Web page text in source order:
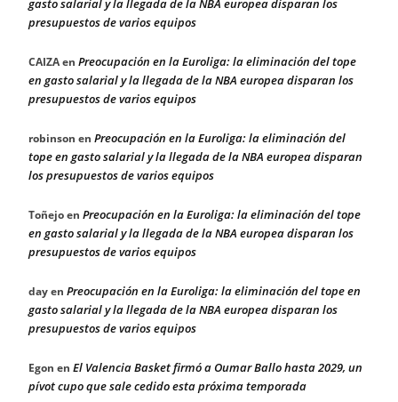
gasto salarial y la llegada de la NBA europea disparan los
presupuestos de varios equipos
CAIZAen Preocupación en la Euroliga: la eliminación del tope
en gasto salarial y la llegada de la NBA europea disparan los
presupuestos de varios equipos
robinson en Preocupación en la Euroliga: la eliminación del
tope en gasto salarial y la llegada de la NBA europea disparan
los presupuestos de varios equipos
Toñejoen Preocupación en la Euroliga: la eliminación del tope
en gasto salarial y la llegada de la NBA europea disparan los
presupuestos de varios equipos
dayen Preocupación en la Euroliga: la eliminación del tope en
gasto salarial y la llegada de la NBA europea disparan los
presupuestos de varios equipos
Egon en El Valencia Basket firmó a Oumar Ballo hasta 2029, un
pívot cupo que sale cedido esta próxima temporada